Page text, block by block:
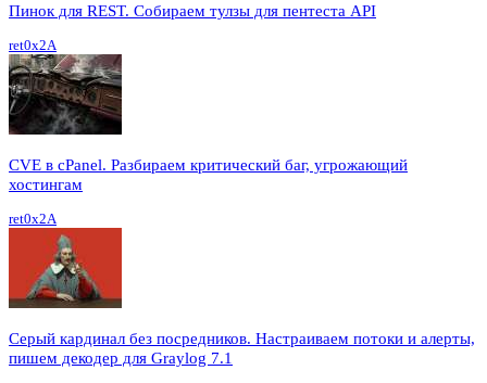
Пинок для REST. Собираем тулзы для пентеста API
ret0x2A
CVE в cPanel. Разбираем критический баг, угрожающий
хостингам
ret0x2A
Серый кардинал без посредников. Настраиваем потоки и алерты,
пишем декодер для Graylog 7.1